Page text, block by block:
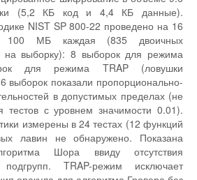
(5,2 КБ код и 4,4 КБ данные).
NIST SP 800-22 проведено на 16
100 МБ каждая (835 двоичных
на выборку): 8 выборок для режима
для режима TRAP (ловушки
выборок показали пропорционально-
в допустимых пределах (не
с уровнем значимости 0.01).
измерены в 24 тестах (12 функций
лавин не обнаружено. Показана
Шора ввиду отсутствия
TRAP-режим исключает